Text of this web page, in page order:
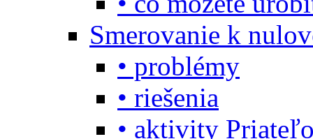
Smerovanie k
• problémy
• riešenia
• aktivity